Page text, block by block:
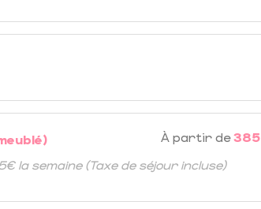
À partir de385
la semaine (Taxe de séjour incluse)